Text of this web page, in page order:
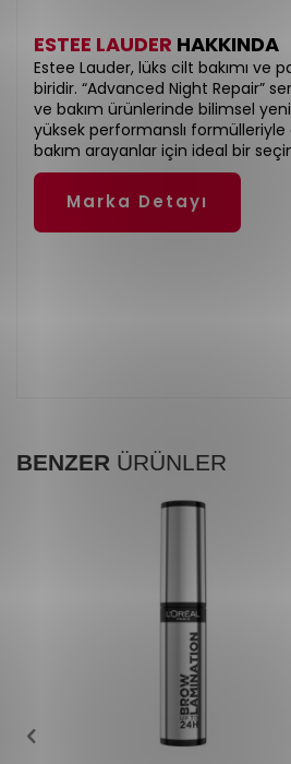
ESTEE LAUDER HAKKINDA
Estee Lauder, lüks cilt bakımı ve
biridir. “Advanced Night Repair”
ve bakım ürünlerinde bilimsel
yüksek performanslı formülleriyle
bakım arayanlar için ideal bir
Marka Detayı
BENZER ÜRÜNLER